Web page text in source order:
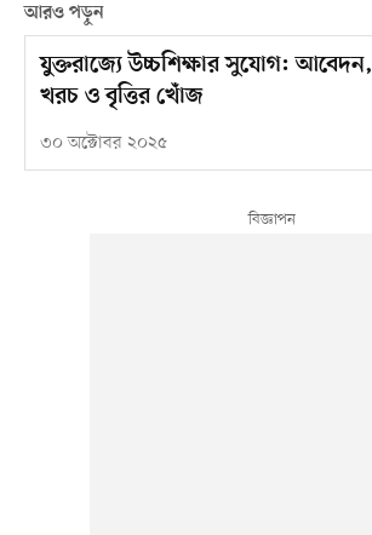
আরও পড়ুন
যুক্তরাজ্যে উচ্চশিক্ষার সুযোগ: আবেদন,
খরচ ও বৃত্তির খোঁজ
৩০ অক্টোবর ২০২৫